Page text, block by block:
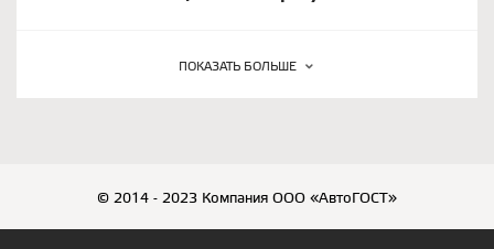
ПОКАЗАТЬ БОЛЬШЕ
© 2014 - 2023 Компания ООО «АвтоГОСТ»